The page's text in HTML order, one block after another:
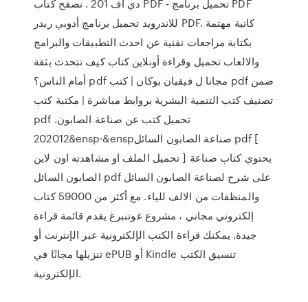
دي اف 201 . تصفح كتاب PDF - تحميل برنامج PDF
للاندرويد تحميل برنامج أدوبي ريدر PDF. كاتبة مهتمة
بكتابة مراجعات تقنية عن احدث التطبيقات والبرامج
والالعاب تحميل وقراءة أونلاين كتاب كيف تتحدث بثقة
أمام الناس؟ pdf مجانا ل فيفيان بوكان | كتب pdf ضمن
تصنيف كتب التنمية البشرية بروابط مباشرة | مكتبة كتب
pdf تحميل كتب عن صناعة الصابون.
202012&ensp·&enspصناعة الصابون السائل pdf [
تحميل الملف او مشاهدته اون لاين ] يحتوي كتاب صناعة
الصابون السائل pdf على شرح لصناعة الصابون السائل
والمنظفات من الالف للياء. مع أكثر من 59000 كتاب
إلكتروني مجاني ، مشروع غوتنبرغ يقدم قائمة قراءة
جيدة. يمكنك قراءة الكتب الإلكترونية عبر الإنترنت أو
تنزيلها مجانًا في ePUB أو Kindle تنسيق الكتب
الإلكترونية.